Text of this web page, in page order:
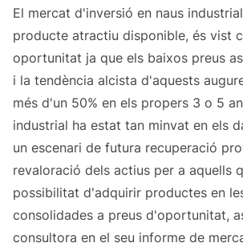
El mercat d'inversió en naus
producte atractiu disponible, és vist
oportunitat ja que els baixos preus
i la tendència alcista d'aquests
més d'un 50% en els propers 3 o 5
industrial ha estat tan minvat en els
un escenari de futura recuperació
revaloració dels actius per a aquells
possibilitat d'adquirir productes en
consolidades a preus d'oportunitat,
consultora en el seu informe de